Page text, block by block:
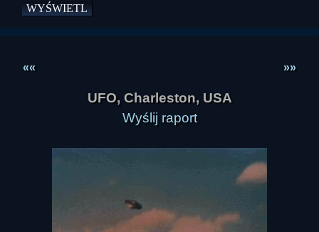
«« »»
UFO, Charleston, USA
Wyślij raport